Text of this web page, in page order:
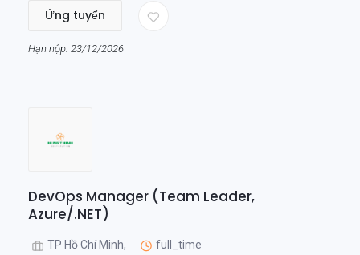
Ứng tuyển
Hạn nộp: 23/12/2026
DevOps Manager (Team Leader,
Azure/.NET)
TP Hồ Chí Minh, full_time